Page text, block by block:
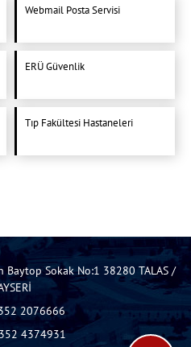
Webmail Posta Servisi
ERÜ Güvenlik
Tıp Fakültesi Hastaneleri
Sokak No:1 38280 TALAS /
2076666
4374931